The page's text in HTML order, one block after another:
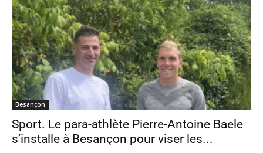
Besançon
Sport. Le para-athlète Pierre-Antoine Baele
s’installe à Besançon pour viser les...